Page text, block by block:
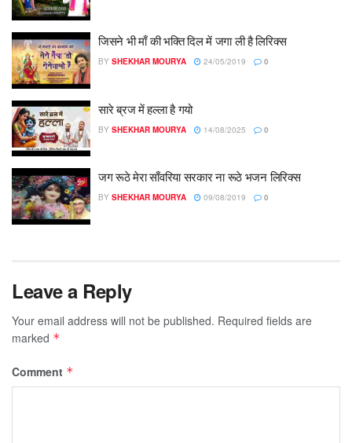
जिसने भी माँ की भक्ति दिल में जगा ली है लिरिक्स
BY SHEKHAR MOURYA 24/05/2019 0
सारे ब्रज में हल्ला है गयो
BY SHEKHAR MOURYA 14/08/2025 0
जग रूठे मेरा साँवरिया सरकार ना रूठे भजन लिरिक्स
BY SHEKHAR MOURYA 09/08/2019 0
Leave a Reply
Your email address will not be published. Required fields are
marked *
Comment *